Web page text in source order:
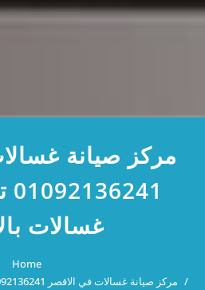
مركز صيانة
غسالات
Home
مركز صيانة غسالات في الاقصر 01092136241 توكيل صيانة غسالات بالاقصر